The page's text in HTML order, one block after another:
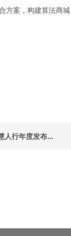
方案，构建算法商城
人行年度发布...